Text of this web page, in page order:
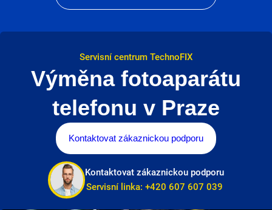
Servisní centrum TechnoFIX
Výměna fotoaparátu
telefonu v Praze
Kontaktovat zákaznickou podporu
Kontaktovat zákaznickou podporu
Servisní linka:+420 607 607 039